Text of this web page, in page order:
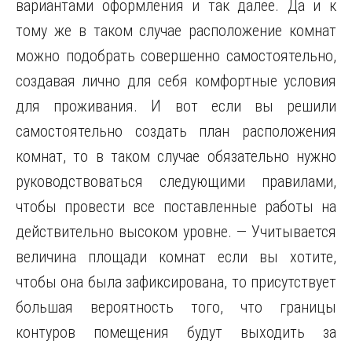
вариантами оформления и так далее. Да и к
тому же в таком случае расположение комнат
можно подобрать совершенно самостоятельно,
создавая лично для себя комфортные условия
для проживания. И вот если вы решили
самостоятельно создать план расположения
комнат, то в таком случае обязательно нужно
руководствоваться следующими правилами,
чтобы провести все поставленные работы на
действительно высоком уровне. — Учитывается
величина площади комнат если вы хотите,
чтобы она была зафиксирована, то присутствует
большая вероятность того, что границы
контуров помещения будут выходить за